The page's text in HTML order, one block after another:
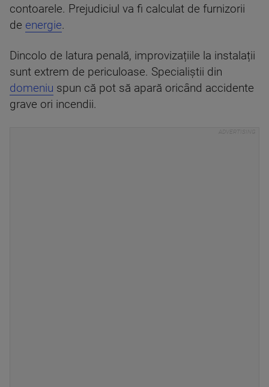
contoarele. Prejudiciul va fi calculat de furnizorii
de energie.
Dincolo de latura penală, improvizațiile la instalații
sunt extrem de periculoase. Specialiștii din
domeniu spun că pot să apară oricând accidente
grave ori incendii.